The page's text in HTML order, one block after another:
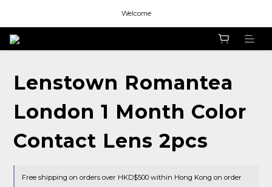
Welcome
Welcome
Lenstown Romantea
London 1 Month Color
Contact Lens 2pcs
Free shipping on orders over HKD$500 within Hong Kong on order